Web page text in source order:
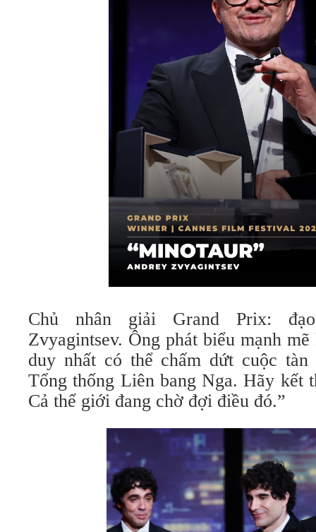
Chủ nhân giải Grand Prix:
Zvyagintsev. Ông phát biểu mạnh
duy nhất có thể chấm dứt cuộc
Tổng thống Liên bang Nga. Hãy kết
Cả thế giới đang chờ đợi điều đó.”